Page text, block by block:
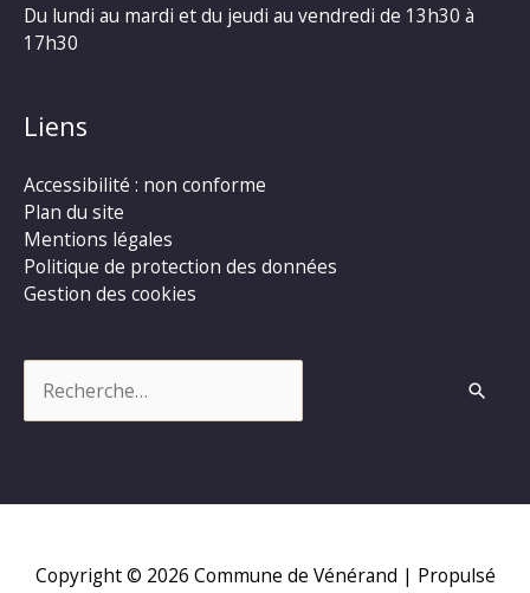
Du lundi au mardi et du jeudi au vendredi de 13h30 à
17h30
Liens
Accessibilité : non conforme
Plan du site
Mentions légales
Politique de protection des données
Gestion des cookies
Copyright © 2026 Commune de Vénérand | Propulsé